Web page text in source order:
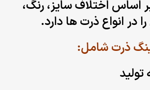
اساس اختلاف سایز، رنگ،
در انواع ذرت ها دارد.
ذرتشامل: